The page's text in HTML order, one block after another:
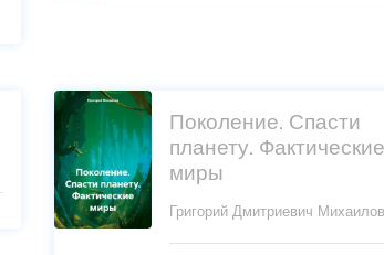
Поколение. Спасти
планету. Фактические
миры
Григорий Дмитриевич Михаилов